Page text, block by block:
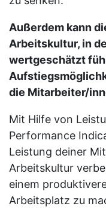
Außerdem kann
Arbeitskultur, in
wertgeschätzt
die Mitarbeiter/
Mit Hilfe von
Performance
Leistung deiner
Arbeitskultur
einem
Arbeitsplatz zu